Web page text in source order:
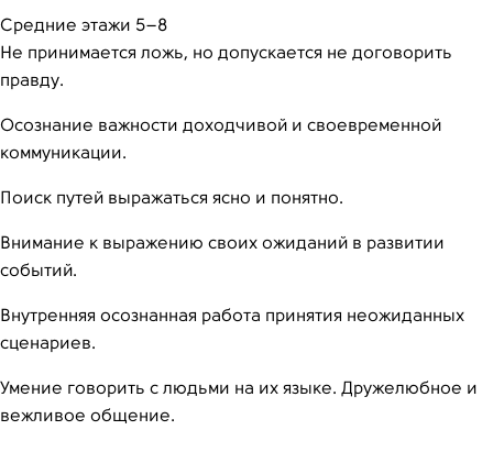
Средние этажи 5–8
Не принимается ложь, но допускается не договорить
правду.
Осознание важности доходчивой и своевременной
коммуникации.
Поиск путей выражаться ясно и понятно.
Внимание к выражению своих ожиданий в развитии
событий.
Внутренняя осознанная работа принятия неожиданных
сценариев.
Умение говорить с людьми на их языке. Дружелюбное и
вежливое общение.